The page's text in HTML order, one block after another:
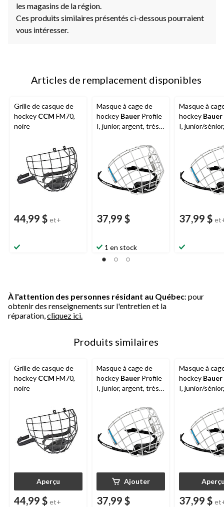
les magasins de la région.
Ces produits similaires présentés ci-dessous pourraient
vous intéresser.
Articles de remplacement disponibles
Grille de casque de
hockey CCM FM70,
noire
44,99 $ et+
Masque à cage de
hockey Bauer Profile
I, junior, argent, très
37,99 $
1 en stock
Masque à
hockey Bauer
I, junior/sénior,
37,99 $
À l'attention des personnes résidant au Québec: pour
obtenir des renseignements sur l'entretien et la
réparation, cliquez ici.
Produits similaires
Grille de casque de
hockey CCM FM70,
noire
Aperçu
44,99 $ et+
Masque à cage de
hockey Bauer Profile
I, junior, argent, très
Ajouter
37,99 $
Masque à
hockey Bauer
I, junior/sénior,
37,99 $